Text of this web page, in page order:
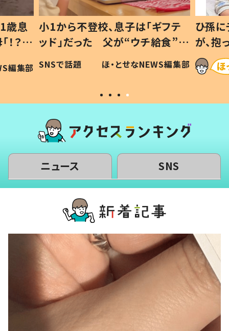
歳息
？」
編集部
小1から不登校、息子は「ギフテ
ッド」だった 父が“ウチ給食”を
作り続ける理由とは #令和の親
#令和の子
SNSで話題 ほ・とせなNEWS編集部
ひ孫
が、
「涙が
い」
ニュース SNS